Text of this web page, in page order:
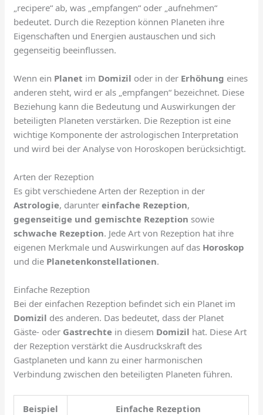
„recipere“ ab, was „empfangen“ oder „aufnehmen“
bedeutet. Durch die Rezeption können Planeten ihre
Eigenschaften und Energien austauschen und sich
gegenseitig beeinflussen.
Wenn ein Planet im Domizil oder in der Erhöhung eines
anderen steht, wird er als „empfangen“ bezeichnet. Diese
Beziehung kann die Bedeutung und Auswirkungen der
beteiligten Planeten verstärken. Die Rezeption ist eine
wichtige Komponente der astrologischen Interpretation
und wird bei der Analyse von Horoskopen berücksichtigt.
Arten der Rezeption
Es gibt verschiedene Arten der Rezeption in der
Astrologie, daruntereinfache Rezeption,
gegenseitige und gemischte Rezeption sowie
schwache Rezeption. Jede Art von Rezeption hat ihre
eigenen Merkmale und Auswirkungen auf das Horoskop
und die Planetenkonstellationen.
Einfache Rezeption
Bei der einfachen Rezeption befindet sich ein Planet im
Domizil des anderen. Das bedeutet, dass der Planet
Gäste- oder Gastrechte in diesem Domizil hat. Diese Art
der Rezeption verstärkt die Ausdruckskraft des
Gastplaneten und kann zu einer harmonischen
Verbindung zwischen den beteiligten Planeten führen.
Beispiel Einfache Rezeption